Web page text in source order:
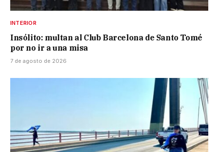
INTERIOR
Insólito: multan al Club Barcelona de Santo Tomé
por no ir a una misa
7 de agosto de 2026